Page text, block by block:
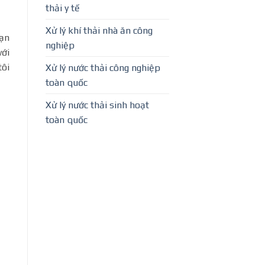
thải y tế
Xử lý khí thải nhà ăn công
nghiệp
Xử lý nước thải công nghiệp
toàn quốc
Xử lý nước thải sinh hoạt
toàn quốc